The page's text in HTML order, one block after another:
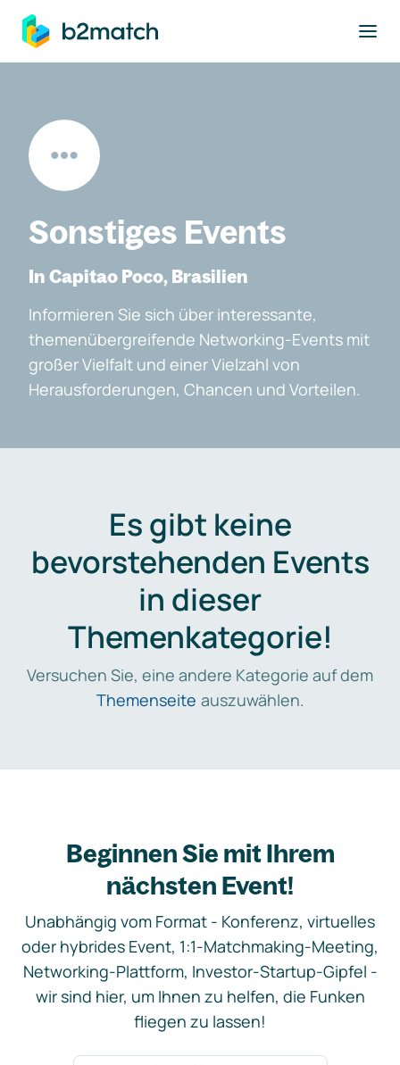
springen
Sonstiges Events
In Capitao Poco, Brasilien
Informieren Sie sich über interessante,
themenübergreifende Networking-Events mit
großer Vielfalt und einer Vielzahl von
Herausforderungen, Chancen und Vorteilen.
Es gibt keine
bevorstehenden Events
in dieser
Themenkategorie!
Versuchen Sie, eine andere Kategorie auf dem
Themenseite auszuwählen.
Beginnen Sie mit Ihrem
nächsten Event!
Unabhängig vom Format - Konferenz, virtuelles
oder hybrides Event, 1:1-Matchmaking-Meeting,
Networking-Plattform, Investor-Startup-Gipfel -
wir sind hier, um Ihnen zu helfen, die Funken
fliegen zu lassen!